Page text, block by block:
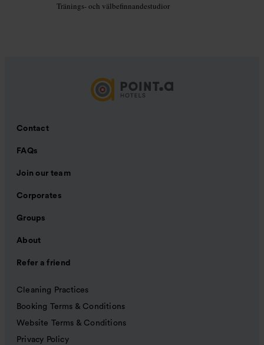
Tränings- och välbefinnandestudior
Contact
FAQs
Join our team
Corporates
Groups
About
Refer a friend
Cleaning Practices
Booking Terms & Conditions
Website Terms & Conditions
Privacy Policy